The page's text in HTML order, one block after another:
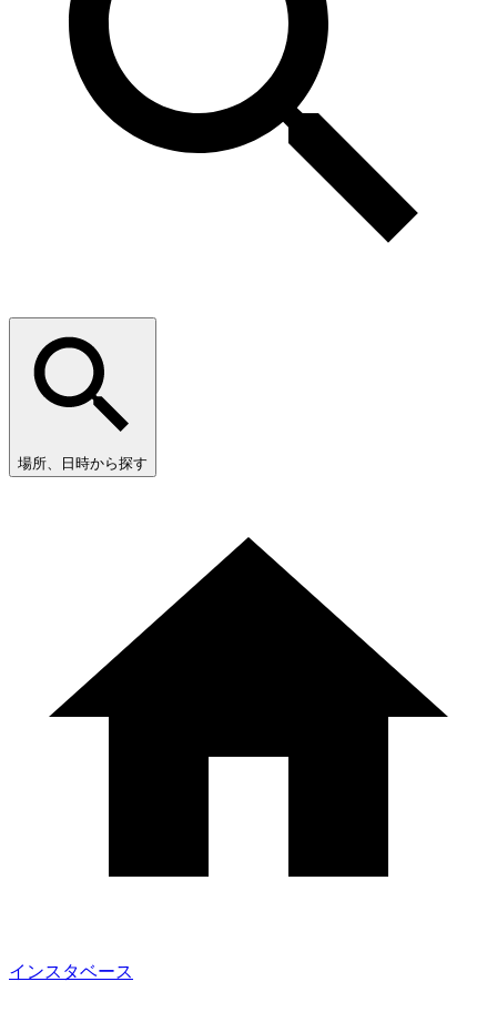
場所、日時から探す
インスタベース